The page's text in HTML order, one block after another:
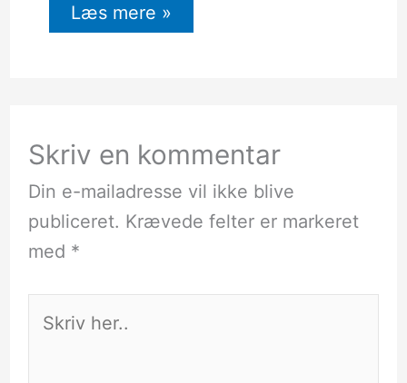
Læs mere »
Skriv en kommentar
Din e-mailadresse vil ikke blive
publiceret. Krævede felter er markeret
med *
her..